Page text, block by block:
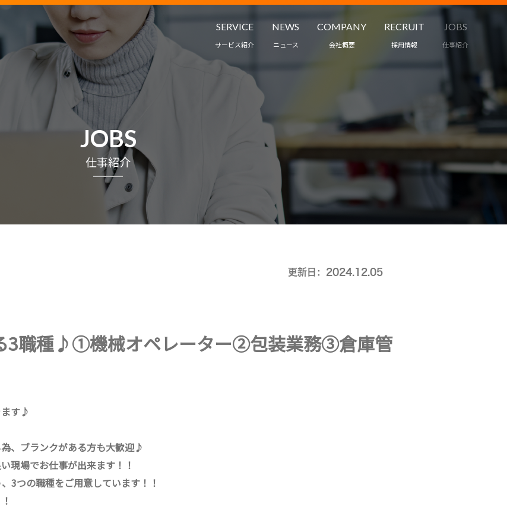
SERVICE
サービス紹介
教育コンサルタント・保育
NEWS
ニュース
COMPANY
会社概要
RECRUIT
採用情報
インタビュー
募集要項
JOBS
仕事紹介
JOBS
仕事紹介
更新日：2024.12.05
3職種♪①機械オペレーター②包装業務③倉庫管
ます♪
、ブランクがある方も大歓迎♪
現場でお仕事が出来ます！！
3つの職種をご用意しています！！